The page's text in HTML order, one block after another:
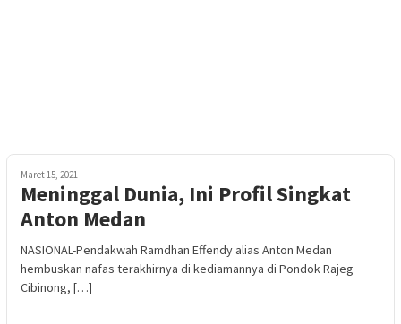
Maret 15, 2021
Meninggal Dunia, Ini Profil Singkat
Anton Medan
NASIONAL-Pendakwah Ramdhan Effendy alias Anton Medan
hembuskan nafas terakhirnya di kediamannya di Pondok Rajeg
Cibinong, […]